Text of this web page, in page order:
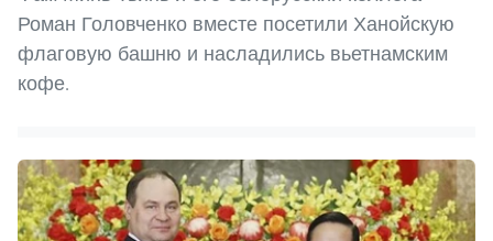
Роман Головченко вместе посетили Ханойскую
флаговую башню и насладились вьетнамским
кофе.